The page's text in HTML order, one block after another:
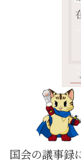
国会の議事録